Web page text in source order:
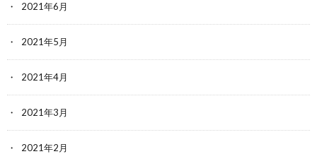
2021年6月
2021年5月
2021年4月
2021年3月
2021年2月